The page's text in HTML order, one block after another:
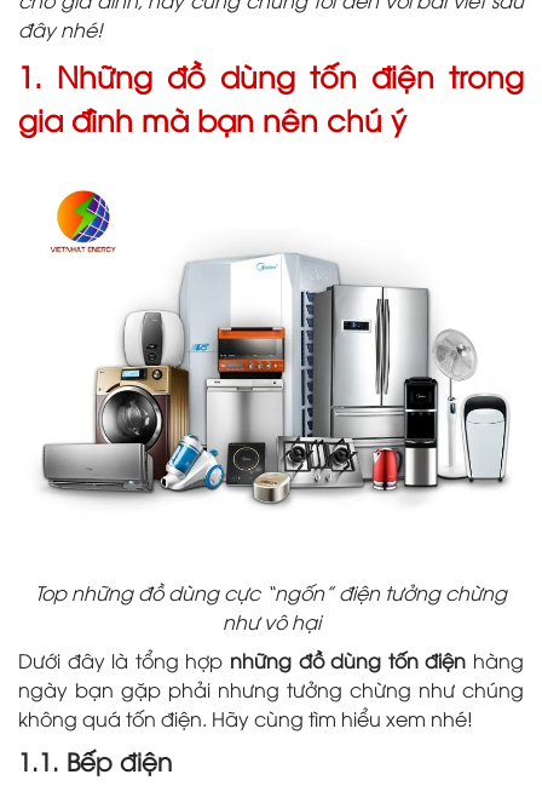
đây nhé!
1. Những đồ dùng tốn điện trong
gia đình mà bạn nên chú ý
Top những đồ dùng cực “ngốn” điện tưởng chừng
như vô hại
Dưới đây là tổng hợp những đồ dùng tốn điện hàng
ngày bạn gặp phải nhưng tưởng chừng như chúng
không quá tốn điện. Hãy cùng tìm hiểu xem nhé!
1.1. Bếp điện